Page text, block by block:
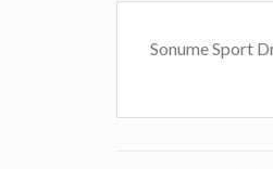
Sonume Sport